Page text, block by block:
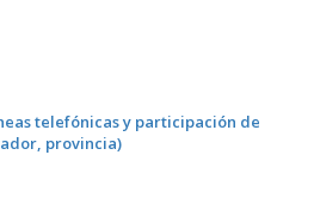
telefónicas y participación de
provincia)